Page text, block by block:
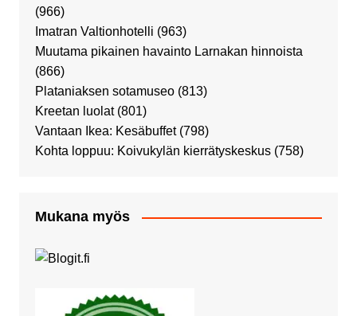
(966)
Imatran Valtionhotelli (963)
Muutama pikainen havainto Larnakan hinnoista
(866)
Plataniaksen sotamuseo (813)
Kreetan luolat (801)
Vantaan Ikea: Kesäbuffet (798)
Kohta loppuu: Koivukylän kierrätyskeskus (758)
Mukana myös